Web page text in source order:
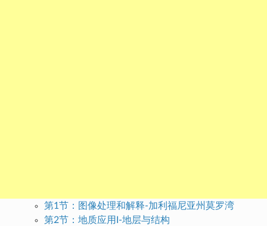
第1节：图像处理和解释-加利福尼亚州莫罗湾
第2节：地质应用I-地层与结构